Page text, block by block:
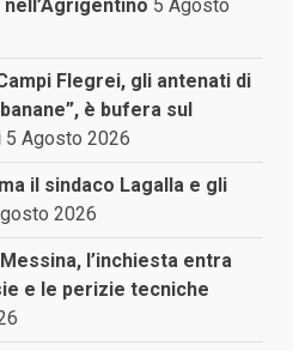
5 Agosto
Flegrei, gli antenati di
è bufera sul
5 Agosto 2026
il sindaco Lagalla e gli
2026
l’inchiesta entra
e le perizie tecniche